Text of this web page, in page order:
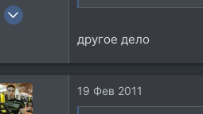
14 Апр 2010
другое дело
19 Фев 2011